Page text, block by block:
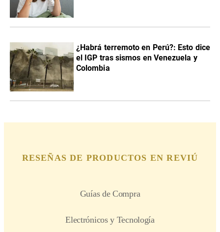
¿Habrá terremoto en Perú?: Esto dice
el IGP tras sismos en Venezuela y
Colombia